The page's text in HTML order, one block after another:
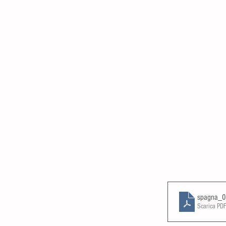
Scarica